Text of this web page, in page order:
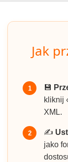
Jak
1 💾
kliknij
XML.
2 ✍️
jako